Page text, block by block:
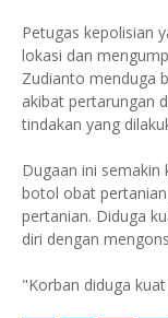
Petugas kepolisian
lokasi dan
Zudianto menduga
akibat pertarungan
tindakan yang
Dugaan ini
botol obat
pertanian. Diduga
diri dengan
"Korban diduga